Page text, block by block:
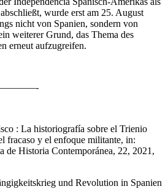
wurde erst am 25. August
nicht von Spanien, sondern von
weiterer Grund, das Thema des
erneut aufzugreifen.
: La historiografía sobre el Trienio
fracaso y el enfoque militante, in:
de Historia Contemporánea, 22, 2021,
und Revolution in Spanien